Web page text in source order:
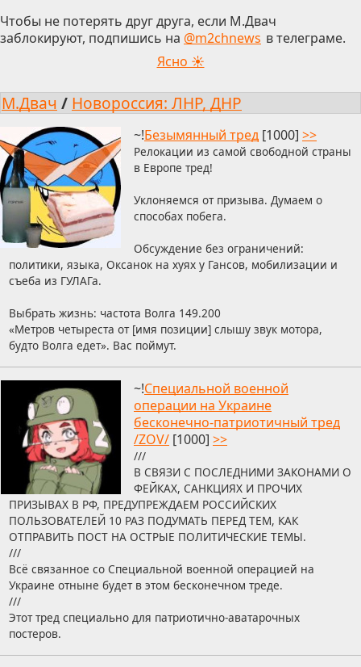
Чтобы не потерять друг друга, если М.Двач
заблокируют, подпишись на @m2chnews в телеграме.
Ясно ☀
М.Двач / Новороссия: ЛНР, ДНР
~!Безымянный тред [1000] >>
Релокации из самой свободной страны
в Европе тред!
Уклоняемся от призыва. Думаем о
способах побега.
Обсуждение без ограничений:
политики, языка, Оксанок на хуях у Гансов, мобилизации и
съеба из ГУЛАГа.
Выбрать жизнь: частота Волга 149.200
«Метров четыреста от [имя позиции] слышу звук мотора,
будто Волга едет». Вас поймут.
~!Специальной военной
операции на Украине
бесконечно-патриотичный тред
/ZOV/ [1000] >>
///
В СВЯЗИ С ПОСЛЕДНИМИ ЗАКОНАМИ О
ФЕЙКАХ, САНКЦИЯХ И ПРОЧИХ
ПРИЗЫВАХ В РФ, ПРЕДУПРЕЖДАЕМ РОССИЙСКИХ
ПОЛЬЗОВАТЕЛЕЙ 10 РАЗ ПОДУМАТЬ ПЕРЕД ТЕМ, КАК
ОТПРАВИТЬ ПОСТ НА ОСТРЫЕ ПОЛИТИЧЕСКИЕ ТЕМЫ.
///
Всё связанное со Специальной военной операцией на
Украине отныне будет в этом бесконечном треде.
///
Этот тред специально для патриотично-аватарочных
постеров.